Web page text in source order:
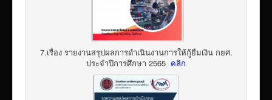
7.เรื่อง รายงานสรุปผลการดำเนินงานการให้กู้ยืมเงิน กยศ.
ประจำปีการศึกษา 2565 คลิก